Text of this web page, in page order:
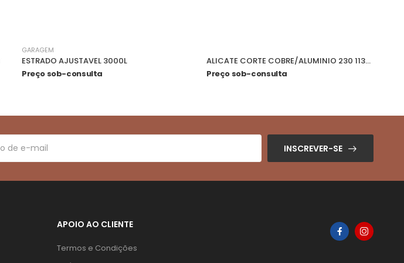
GARAGEM
ESTRADO AJUSTAVEL 3000L
Preço sob-consulta
ALICATE CORTE COBRE/ALUMINIO 230 1132BM
Preço sob-consulta
INSCREVER-SE
APOIO AO CLIENTE
Termos e Condições